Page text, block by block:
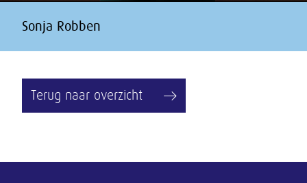
Sonja Robben
Terug naar overzicht